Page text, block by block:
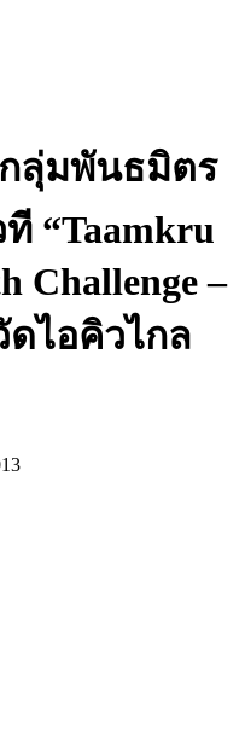
ลุ่มพันธมิตร
“Taamkru
Challenge –
ดไอคิวไกล